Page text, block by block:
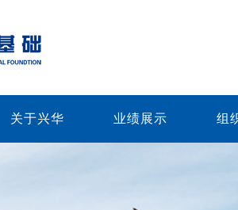
关于兴华 业绩展示 组